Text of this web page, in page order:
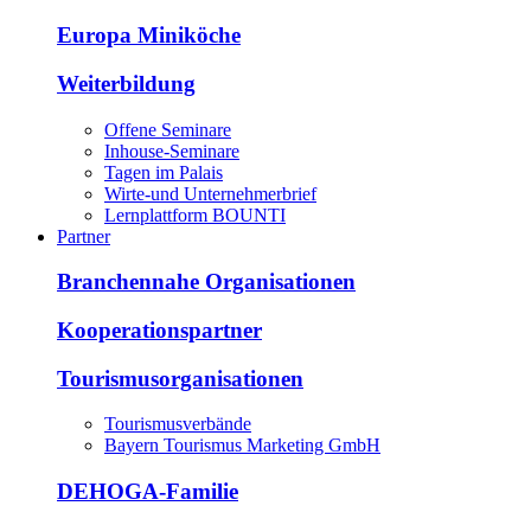
Europa Miniköche
Weiterbildung
Offene Seminare
Inhouse-Seminare
Tagen im Palais
Wirte-und Unternehmerbrief
Lernplattform BOUNTI
Partner
Branchennahe Organisationen
Kooperationspartner
Tourismusorganisationen
Tourismusverbände
Bayern Tourismus Marketing GmbH
DEHOGA-Familie